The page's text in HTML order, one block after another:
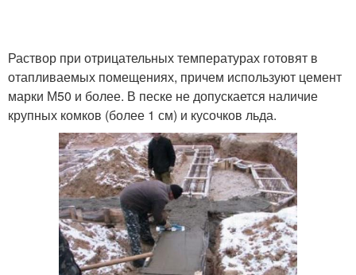
Раствор при отрицательных температурах готовят в
отапливаемых помещениях, причем используют цемент
марки М50 и более. В песке не допускается наличие
крупных комков (более 1 см) и кусочков льда.